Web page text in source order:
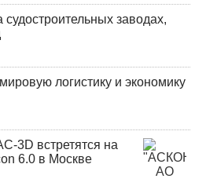
заводах,
логистику и экономику
3D встретятся на
6.0 в Москве